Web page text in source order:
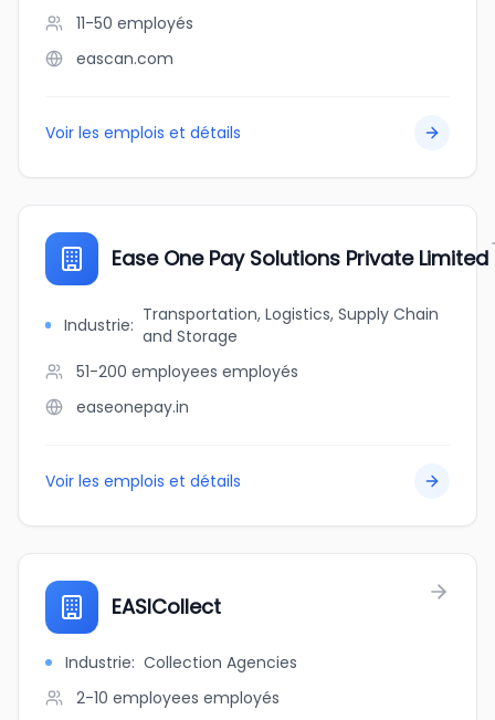
11-50 employés
eascan.com
Voir les emplois et détails
Ease One Pay Solutions Private Limited
Industrie: Transportation, Logistics, Supply Chain
and Storage
51-200 employees employés
easeonepay.in
Voir les emplois et détails
EASICollect
Industrie: Collection Agencies
2-10 employees employés